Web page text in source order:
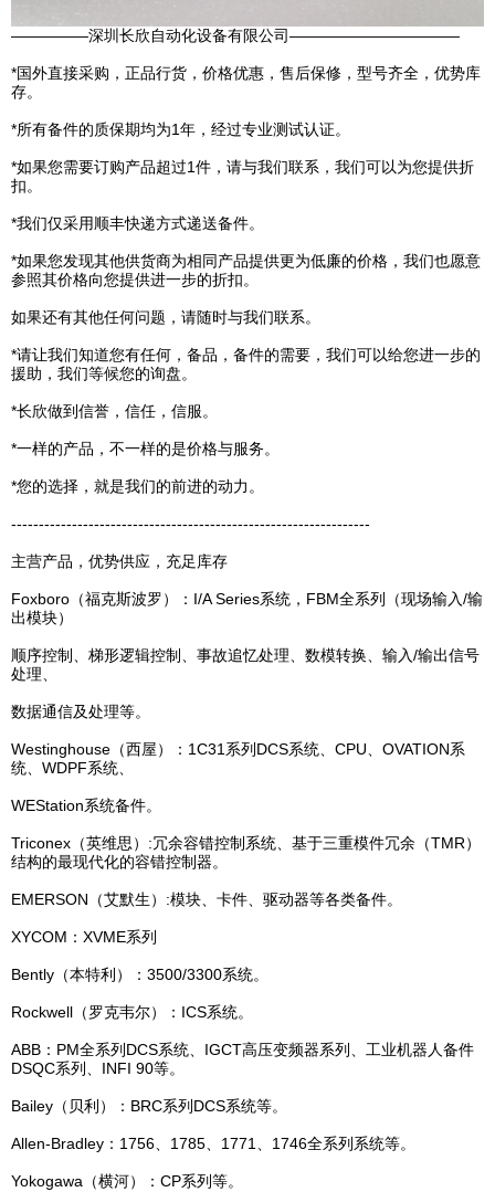
—————深圳长欣自动化设备有限公司———————————
*国外直接采购，正品行货，价格优惠，售后保修，型号齐全，优势库
存。
*所有备件的质保期均为1年，经过专业测试认证。
*如果您需要订购产品超过1件，请与我们联系，我们可以为您提供折
扣。
*我们仅采用顺丰快递方式递送备件。
*如果您发现其他供货商为相同产品提供更为低廉的价格，我们也愿意
参照其价格向您提供进一步的折扣。
如果还有其他任何问题，请随时与我们联系。
*请让我们知道您有任何，备品，备件的需要，我们可以给您进一步的
援助，我们等候您的询盘。
*长欣做到信誉，信任，信服。
*一样的产品，不一样的是价格与服务。
*您的选择，就是我们的前进的动力。
-----------------------------------------------------------------
主营产品，优势供应，充足库存
Foxboro（福克斯波罗）：I/A Series系统，FBM全系列（现场输入/输
出模块）
顺序控制、梯形逻辑控制、事故追忆处理、数模转换、输入/输出信号
处理、
数据通信及处理等。
Westinghouse（西屋）：1C31系列DCS系统、CPU、OVATION系
统、WDPF系统、
WEStation系统备件。
Triconex（英维思）:冗余容错控制系统、基于三重模件冗余（TMR）
结构的最现代化的容错控制器。
EMERSON（艾默生）:模块、卡件、驱动器等各类备件。
XYCOM：XVME系列
Bently（本特利）：3500/3300系统。
Rockwell（罗克韦尔）：ICS系统。
ABB：PM全系列DCS系统、IGCT高压变频器系列、工业机器人备件
DSQC系列、INFI 90等。
Bailey（贝利）：BRC系列DCS系统等。
Allen-Bradley：1756、1785、1771、1746全系列系统等。
Yokogawa（横河）：CP系列等。